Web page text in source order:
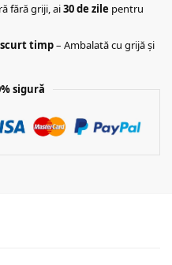
fără griji, ai30 de zile pentru
timp– Ambalată cu grijă și
sigură